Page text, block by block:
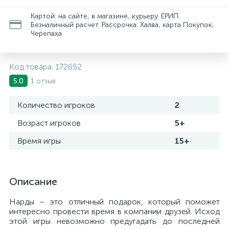
Картой: на сайте, в магазине, курьеру. ЕРИП.
Безналичный расчет. Рассрочка: Халва, карта Покупок,
Черепаха
Код товара: 172652
5.0 1 отзыв
Количество игроков
2
Возраст игроков
5+
Время игры
15+
Описание
Нарды – это отличный подарок, который поможет
интересно провести время в компании друзей. Исход
этой игры невозможно предугадать до последней